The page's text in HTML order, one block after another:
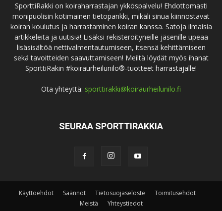
SporttiRakki on koiraharrastajan ykköspalvelu! Ehdottomasti
monipuolisin kotimainen tietopankki, mikäli sinua kiinnostavat
koiran koulutus ja harrastaminen koiran kanssa. Satoja ilmaisia
artikkeleita ja uutisia! Lisäksi rekisteröityneille jäsenille upeaa
lisäsisältöä nettivalmentautumiseen, itsensä kehittämiseen
sekä tavoitteiden saavuttamiseen! Meiltä löydät myös ihanat
SporttiRakin #koiraurheilunilo®-tuotteet harrastajalle!
Ota yhteyttä: sporttirakki@koiraurheilunilo.fi
SEURAA SPORTTIRAKKIA
Käyttöehdot Säännöt Tietosuojaseloste
Toimitusehdot
Meistä
Yhteystiedot